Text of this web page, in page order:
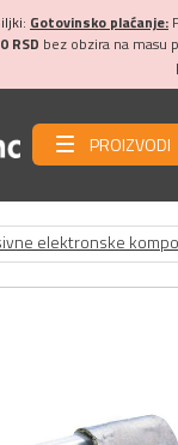
Gotovinsko plaćanje:
RSD bez obzira na masu
PROIZVODI
elektronske